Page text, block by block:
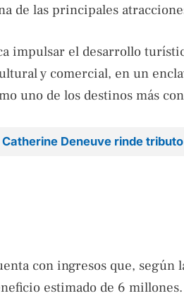
de las principales
impulsar el desarrollo
y comercial, en un
uno de los destinos más
Deneuve rinde
con ingresos que,
estimado de 6 millones.